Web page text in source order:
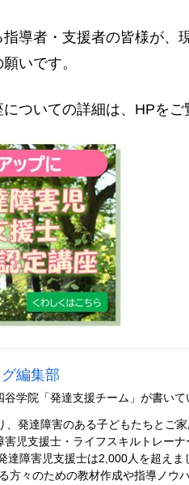
導者・支援者の皆様が、
いです。
ついての詳細は、HPをご
編集部
学院「発達支援チーム」 が書いて
、発達障害のある子どもたちとご
害児支援士・ライフスキルトレー
達障害児支援士は2,000人を超え
方々のための教材作成や指導ノウ